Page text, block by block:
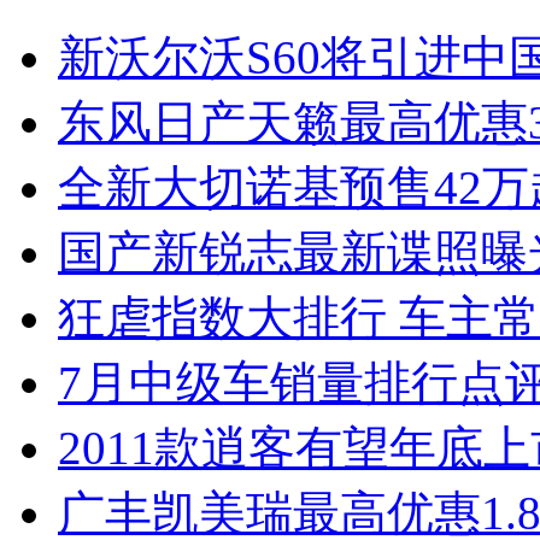
新沃尔沃S60将引进中
东风日产天籁最高优
全新大切诺基预售42
国产新锐志最新谍照
狂虐指数大排行 车主
7月中级车销量排行点
2011款逍客有望年底
广丰凯美瑞最高优惠